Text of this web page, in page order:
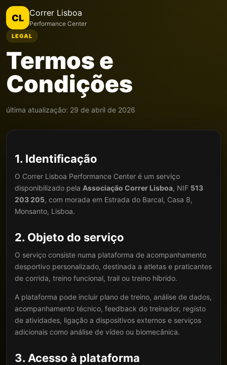
CL Correr Lisboa
Performance Center
LEGAL
Termos e
Condições
última atualização: 29 de abril de 2026
1. Identificação
O Correr Lisboa Performance Center é um serviço
disponibilizado pela Associação Correr Lisboa, NIF 513
203 205, com morada em Estrada do Barcal, Casa 8,
Monsanto, Lisboa.
2. Objeto do serviço
O serviço consiste numa plataforma de acompanhamento
desportivo personalizado, destinada a atletas e praticantes
de corrida, treino funcional, trail ou treino híbrido.
A plataforma pode incluir plano de treino, análise de dados,
acompanhamento técnico, feedback do treinador, registo
de atividades, ligação a dispositivos externos e serviços
adicionais como análise de vídeo ou biomecânica.
3. Acesso à plataforma